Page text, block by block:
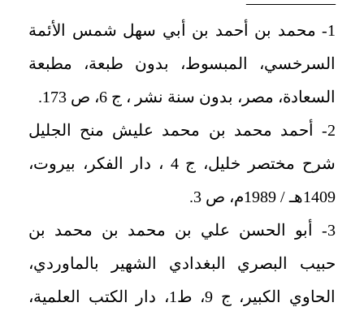
1- محمد بن أحمد بن أبي سهل شمس الأئمة
السرخسي، المبسوط، بدون طبعة، مطبعة
السعادة، مصر، بدون سنة نشر ، ج 6، ص 173.
2- أحمد محمد بن محمد عليش منح الجليل
شرح مختصر خليل، ج 4 ، دار الفكر، بيروت،
1409هـ / 1989م، ص 3.
3- أبو الحسن علي بن محمد بن محمد بن
حبيب البصري البغدادي الشهير بالماوردي،
الحاوي الكبير، ج 9، ط1، دار الكتب العلمية،